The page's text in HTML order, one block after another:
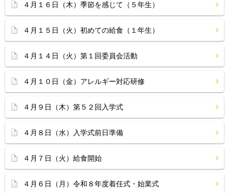
４月１６日（木）季節を感じて（５年生）
４月１５日（火）初めての給食（１年生）
４月１４日（火）第１回委員会活動
４月１０日（金）アレルギー対応研修
４月９日（木）第５２回入学式
４月８日（水）入学式前日準備
４月７日（火）給食開始
４月６日（月）令和８年度着任式・始業式